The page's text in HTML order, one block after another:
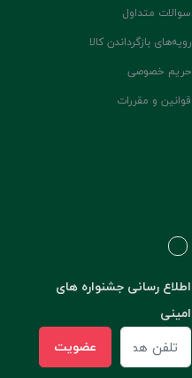
سوالات متداول
رویه‌های بازگرداندن کالا
حریم خصوصی
قوانین و مقررات
اطلاع رسانی جشنواره های
امینی
عضویت